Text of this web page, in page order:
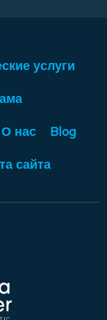
услуги
О нас Blog
сайта